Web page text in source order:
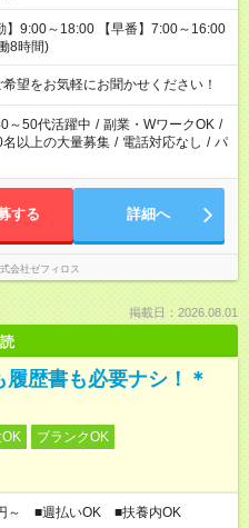
】9:00～18:00 【早番】7:00～16:00
8時間)
望をお気軽にお聞かせください！
～50代活躍中 / 副業・WワークOK /
名以上の大量募集 / 電話対応なし / パ
する 詳細へ
会社ゼフィロス
掲載日：2026.08.01
歴書も必要ナシ！＊
ブランクOK
～ ■週払いOK ■扶養内OK